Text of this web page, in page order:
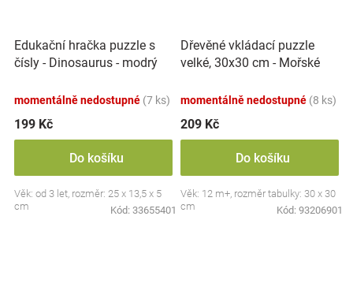
Edukační hračka puzzle s
čísly - Dinosaurus - modrý
momentálně nedostupné (7 ks)
199 Kč
Do košíku
Věk: od 3 let, rozměr: 25 x 13,5 x 5
cm
Kód: 33655401
Dřevěné vkládací puzzle
velké, 30x30 cm - Mořské
momentálně nedostupné (8 ks)
209 Kč
Do košíku
Věk: 12 m+, rozměr tabulky: 30 x 30
cm
Kód: 93206901